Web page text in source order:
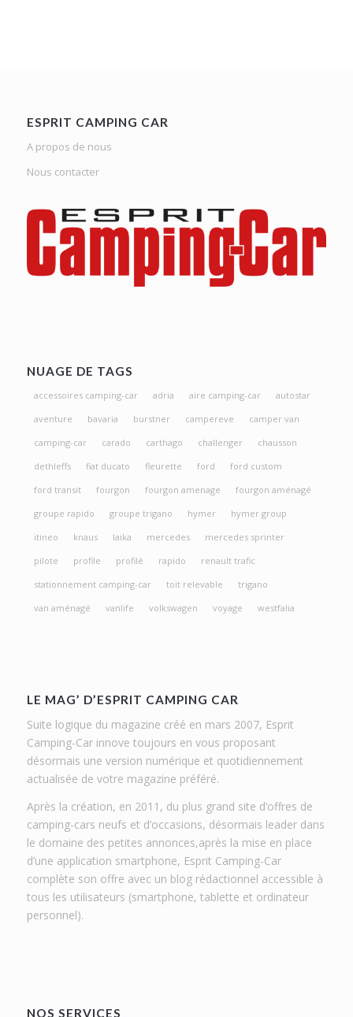
ESPRIT CAMPING CAR
A propos de nous
Nous contacter
NUAGE DE TAGS
accessoires camping-car adria aire camping-car
autostar
aventure
bavaria burstner campereve
camper van
camping-car
carado carthago challenger
chausson
dethleffs
fiat ducato fleurette ford
ford custom
ford transit
fourgon fourgon amenage
fourgon aménagé
groupe rapido
groupe trigano hymer
hymer group
itineo
knaus laika mercedes
mercedes sprinter
pilote
profile profilé rapido
renault trafic
stationnement camping-car
toit relevable
trigano
van aménagé
vanlife volkswagen voyage westfalia
LE MAG’ D’ESPRIT CAMPING CAR
Suite logique du magazine créé en mars 2007, Esprit
Camping-Car innove toujours en vous proposant
désormais une version numérique et quotidiennement
actualisée de votre magazine préféré.
Après la création, en 2011, du plus grand site d’offres de
camping-cars neufs et d’occasions, désormais leader dans
le domaine des petites annonces,après la mise en place
d’une application smartphone, Esprit Camping-Car
complète son offre avec un blog rédactionnel accessible à
tous les utilisateurs (smartphone, tablette et ordinateur
personnel).
NOS SERVICES